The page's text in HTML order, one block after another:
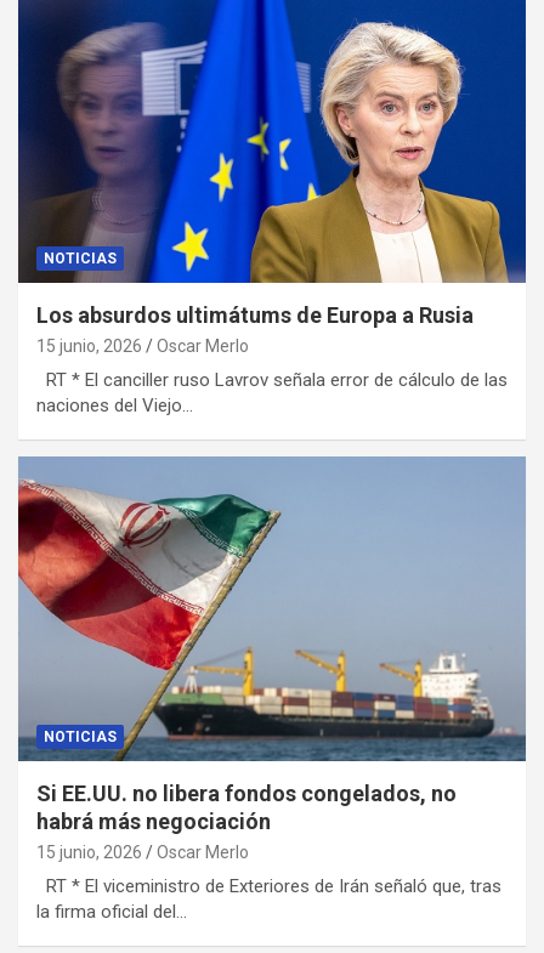
NOTICIAS
Los absurdos ultimátums de Europa a Rusia
15 junio, 2026 Oscar Merlo
RT * El canciller ruso Lavrov señala error de cálculo de las
naciones del Viejo…
NOTICIAS
Si EE.UU. no libera fondos congelados, no
habrá más negociación
15 junio, 2026 Oscar Merlo
RT * El viceministro de Exteriores de Irán señaló que, tras
la firma oficial del…